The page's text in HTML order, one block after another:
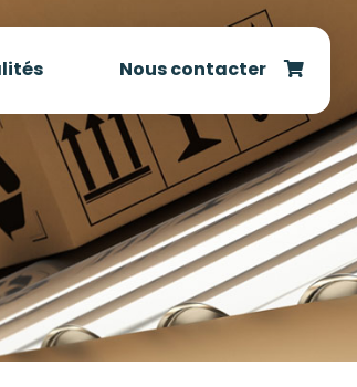
Nous contacter